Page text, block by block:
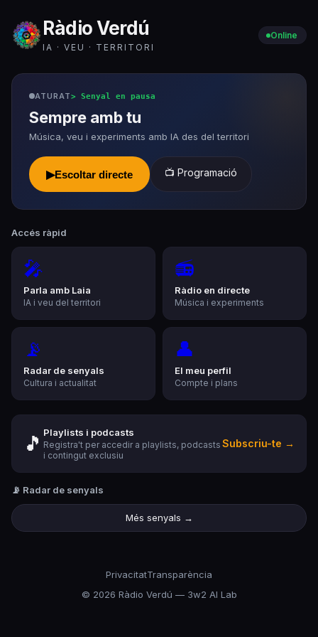
Ràdio Verdú
IA · VEU · TERRITORI
Online
ATURAT> Senyal en pausa
Sempre amb tu
Música, veu i experiments amb IA des del territori
▶Escoltar directe 📺 Programació
Accés ràpid
🎤
Parla amb Laia
IA i veu del territori
📻
Ràdio en directe
Música i experiments
📡
Radar de senyals
Cultura i actualitat
👤
El meu perfil
Compte i plans
🎵 Playlists i podcasts
Registra't per accedir a playlists, podcasts
i contingut exclusiu
Subscriu-te →
📡 Radar de senyals
Més senyals →
PrivacitatTransparència
© 2026 Ràdio Verdú — 3w2 AI Lab